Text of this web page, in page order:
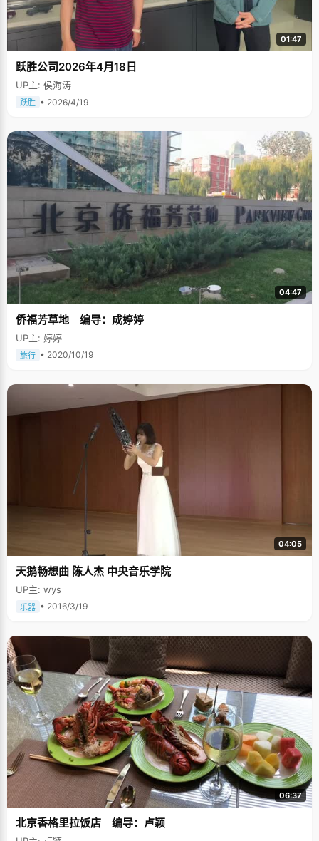
01:47
跃胜公司2026年4月18日
UP主: 侯海涛
跃胜 • 2026/4/19
04:47
侨福芳草地 编导：成婷婷
UP主: 婷婷
旅行 • 2020/10/19
04:05
天鹅畅想曲 陈人杰 中央音乐学院
UP主: wys
乐器 • 2016/3/19
06:37
北京香格里拉饭店 编导：卢颖